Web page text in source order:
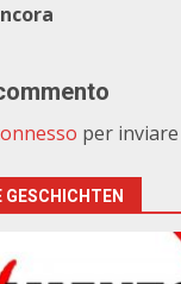
per
GESCHICHTEN